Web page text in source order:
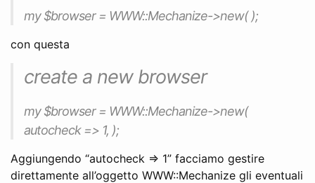
my $browser = WWW::Mechanize->new( );
con questa
create a new browser
my $browser = WWW::Mechanize->new(
autocheck => 1, );
Aggiungendo “autocheck => 1” facciamo gestire
direttamente all’oggetto WWW::Mechanize gli eventuali